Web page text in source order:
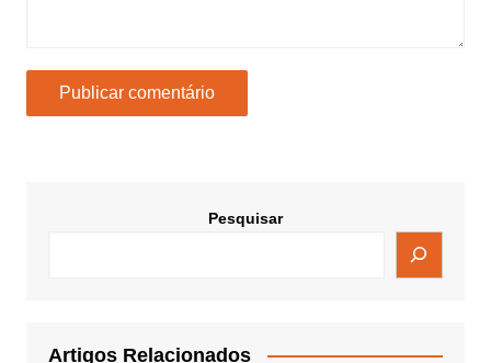
Pesquisar
Artigos Relacionados